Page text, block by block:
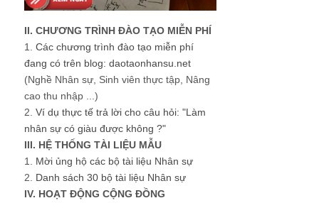
III. HỆ THỐNG TÀI LIỆU MẪU
Mời ủng hộ các bộ tài liệu Nhân sự
Danh sách 30 bộ tài liệu Nhân sự
IV. HOẠT ĐỘNG CỘNG ĐỒNG
HR Groups - Các nhóm Nhân sự
2. Cộng đồng Chia sẻ tài liệu Nhân sự
Vào khu vực giới hạn của blog